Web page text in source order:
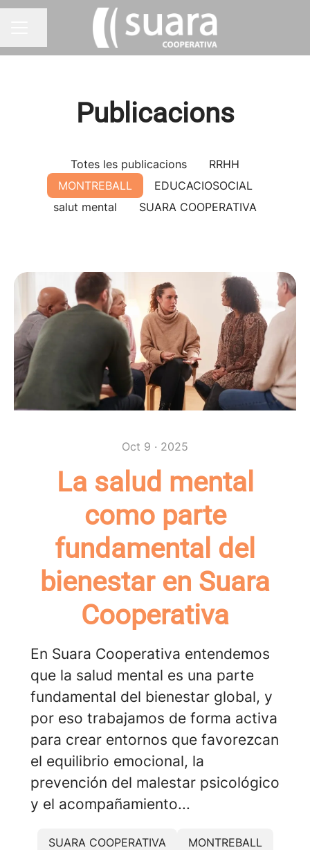
MENÚ BORSA DE TREBALL
Compartir pàgina
Publicacions
Totes les publicacions
RRHH
MONTREBALL
EDUCACIOSOCIAL
salut mental
SUARA COOPERATIVA
Oct 9 · 2025
La salud mental
como parte
fundamental del
bienestar en Suara
Cooperativa
En Suara Cooperativa entendemos
que la salud mental es una parte
fundamental del bienestar global, y
por eso trabajamos de forma activa
para crear entornos que favorezcan
el equilibrio emocional, la
prevención del malestar psicológico
y el acompañamiento...
SUARA COOPERATIVA
MONTREBALL